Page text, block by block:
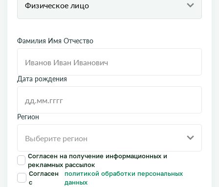
Физическое лицо
Фамилия Имя Отчество
Дата рождения
Регион
Согласен на получение информационных и
рекламных рассылок
Согласен
с
политикой обработки персональных
данных